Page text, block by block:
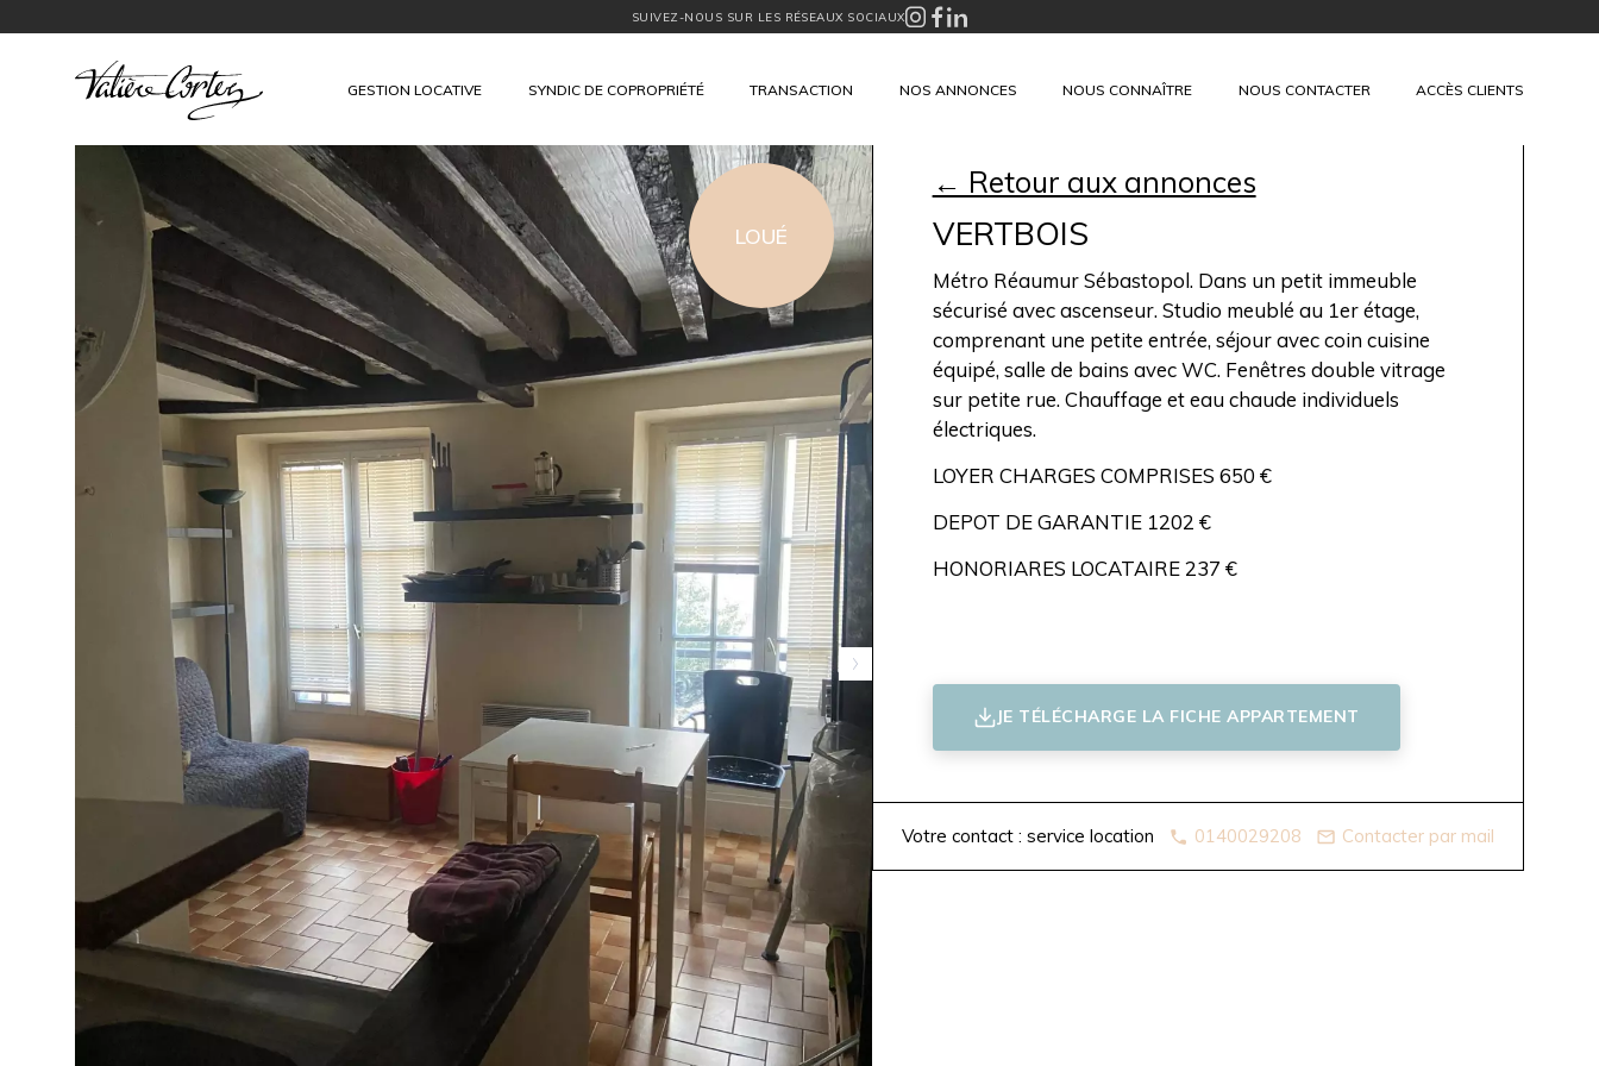
SUIVEZ-NOUS SUR LES RÉSEAUX SOCIAUX
GESTION LOCATIVE SYNDIC DE COPROPRIÉTÉ TRANSACTION NOS ANNONCES NOUS CONNAÎTRE NOUS CONTACTER ACCÈS CLIENTS
LOUÉ
← Retour aux annonces
VERTBOIS
Métro Réaumur Sébastopol. Dans un petit immeuble
sécurisé avec ascenseur. Studio meublé au 1er étage,
comprenant une petite entrée, séjour avec coin cuisine
équipé, salle de bains avec WC. Fenêtres double vitrage
sur petite rue. Chauffage et eau chaude individuels
électriques.
LOYER CHARGES COMPRISES 650 €
DEPOT DE GARANTIE 1202 €
HONORIARES LOCATAIRE 237 €
JE TÉLÉCHARGE LA FICHE APPARTEMENT
Votre contact : service location 0140029208 Contacter par mail